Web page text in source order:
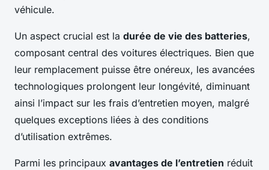
véhicule.
Un aspect crucial est la durée de vie des batteries,
composant central des voitures électriques. Bien que
leur remplacement puisse être onéreux, les avancées
technologiques prolongent leur longévité, diminuant
ainsi l’impact sur les frais d’entretien moyen, malgré
quelques exceptions liées à des conditions
d’utilisation extrêmes.
Parmi les principaux avantages de l’entretien réduit